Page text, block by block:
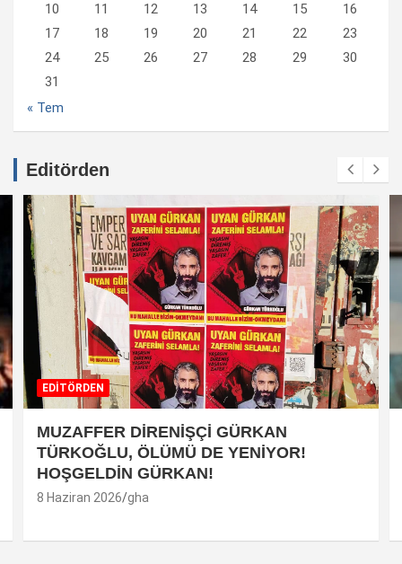
10
11 12 13 14 15
16
17
18 19 20 21 22
23
24
25 26 27 28 29
30
31
« Tem
Editörden
EDİTÖRDEN
MUZAFFER DİRENİŞÇİ GÜRKAN
TÜRKOĞLU, ÖLÜMÜ DE YENİYOR!
HOŞGELDİN GÜRKAN!
8 Haziran 2026 gha